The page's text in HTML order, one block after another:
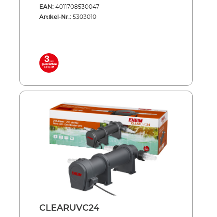
efficace dans les deux cas : le rayonnement
UV spécial combat spécifiquement ce qui
d’énergie, silencieux, trés robuste ! Lampe
UVC haut de gamme à longue durée de vie
fournie Faible consommation d'énergie
externe en plastique anti-chocs traité pour
résister aux UV et à toutes les conditions
météorologiques À utiliser seul ou associé aux
kits de filtres de bassins PRESS et LOOP
Inclus dans la livraison: Lampe UVC 2 buses
de raccordement Câble réseau 5 m
EAN: 4011708530047
Artikel-Nr.: 5303010
CLEARUVC24